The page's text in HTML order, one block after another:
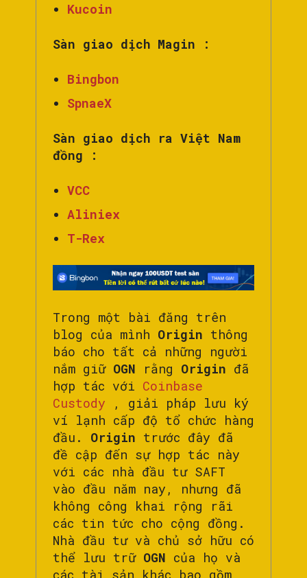
Kucoin
Sàn giao dịch Magin :
Bingbon
SpnaeX
Sàn giao dịch ra Việt Nam
đồng :
VCC
Aliniex
T-Rex
Trong một bài đăng trên
blog của mình Origin thông
báo cho tất cả những người
nắm giữOGN rằng Origin đã
hợp tác với Coinbase
Custody , giải pháp lưu ký
ví lạnh cấp độ tổ chức hàng
đầu. Origin trước đây đã
đề cập đến sự hợp tác này
với các nhà đầu tư SAFT
vào đầu năm nay, nhưng đã
không công khai rộng rãi
các tin tức cho cộng đồng.
Nhà đầu tư và chủ sở hữu có
thể lưu trữOGN của họ và
các tài sản khác bao gồm